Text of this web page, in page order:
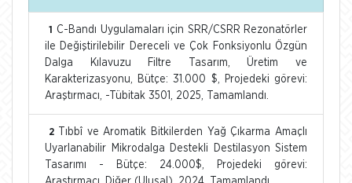
1
C-Bandı Uygulamaları için SRR/CSRR Rezonatörler
ile Değiştirilebilir Dereceli ve Çok Fonksiyonlu Özgün
Dalga Kılavuzu Filtre Tasarım, Üretim ve
Karakterizasyonu, Bütçe: 31.000 $, Projedeki görevi:
Araştırmacı, -Tübitak 3501, 2025, Tamamlandı.
2
Tıbbî ve Aromatik Bitkilerden Yağ Çıkarma Amaçlı
Uyarlanabilir Mikrodalga Destekli Destilasyon Sistem
Tasarımı - Bütçe: 24.000$, Projedeki görevi: